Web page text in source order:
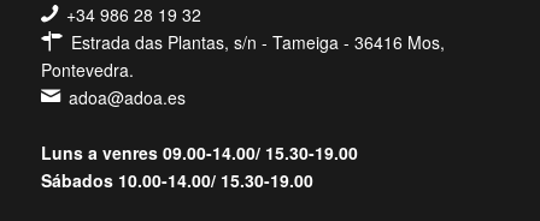
+34 986 28 19 32
Estrada das Plantas, s/n - Tameiga - 36416 Mos,
Pontevedra.
adoa@adoa.es
Luns a venres 09.00-14.00/ 15.30-19.00
Sábados 10.00-14.00/ 15.30-19.00